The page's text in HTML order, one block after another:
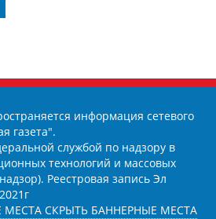
информация сетевого
газета".
службой по надзору в
технологий и массовых
Реестровая запись Эл
МЕСТА СКРЫТЬ БАННЕРНЫЕ МЕСТА